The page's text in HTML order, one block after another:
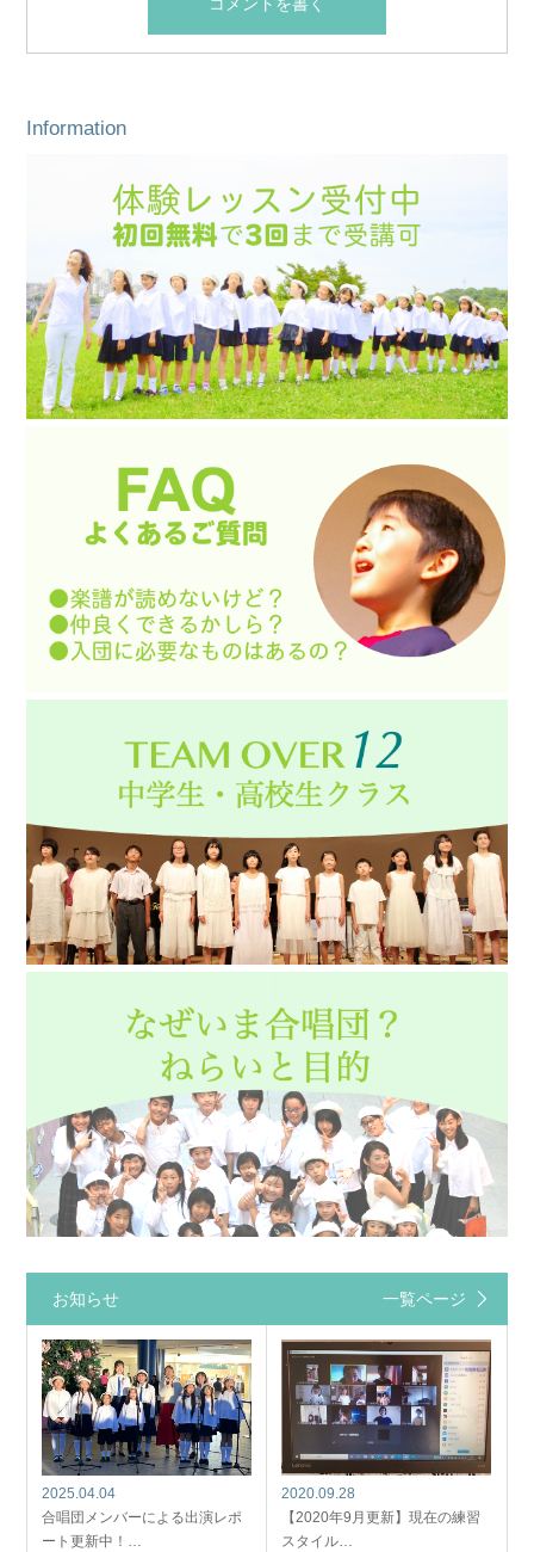
Information
お知らせ 一覧ページ
2025.04.04
合唱団メンバーによる出演レポ
ート更新中！…
2020.09.28
【2020年9月更新】現在の練習
スタイル…